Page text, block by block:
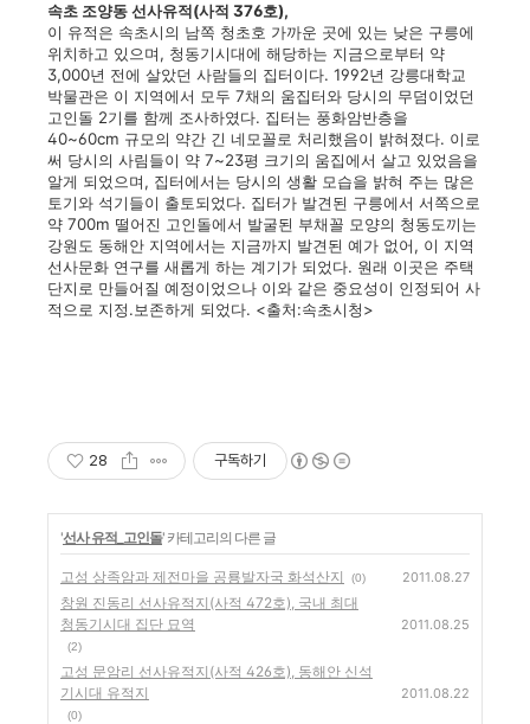
속초 조양동 선사유적(사적 376호),
이 유적은 속초시의 남쪽 청초호 가까운 곳에 있는 낮은 구릉에
위치하고 있으며, 청동기시대에 해당하는 지금으로부터 약
3,000년 전에 살았던 사람들의 집터이다. 1992년 강릉대학교
박물관은 이 지역에서 모두 7채의 움집터와 당시의 무덤이었던
고인돌 2기를 함께 조사하였다. 집터는 풍화암반층을
40~60cm 규모의 약간 긴 네모꼴로 처리했음이 밝혀졌다. 이로
써 당시의 사림들이 약 7~23평 크기의 움집에서 살고 있었음을
알게 되었으며, 집터에서는 당시의 생활 모습을 밝혀 주는 많은
토기와 석기들이 출토되었다. 집터가 발견된 구릉에서 서쪽으로
약 700m 떨어진 고인돌에서 발굴된 부채꼴 모양의 청동도끼는
강원도 동해안 지역에서는 지금까지 발견된 예가 없어, 이 지역
선사문화 연구를 새롭게 하는 계기가 되었다. 원래 이곳은 주택
단지로 만들어질 예정이었으나 이와 같은 중요성이 인정되어 사
적으로 지정.보존하게 되었다. <출처:속초시청>
28 구독하기
'선사 유적_고인돌' 카테고리의 다른 글
고성 상족암과 제전마을 공룡발자국 화석산지 (0) 2011.08.27
창원 진동리 선사유적지(사적 472호), 국내 최대
청동기시대 집단 묘역
(2)
2011.08.25
고성 문암리 선사유적지(사적 426호), 동해안 신석
기시대 유적지
(0)
2011.08.22